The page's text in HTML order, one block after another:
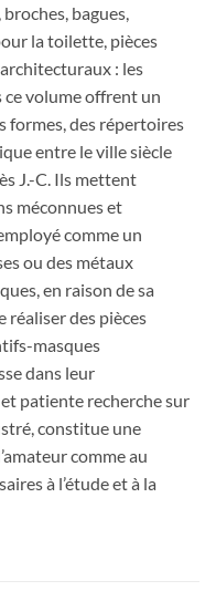
bagues,
la toilette, pièces
: les
volume offrent un
formes, des répertoires
entre le ville siècle
J.-C. Ils mettent
méconnues et
comme un
ou des métaux
en raison de sa
réaliser des pièces
masques
dans leur
patiente recherche sur
constitue une
comme au
à l’étude et à la